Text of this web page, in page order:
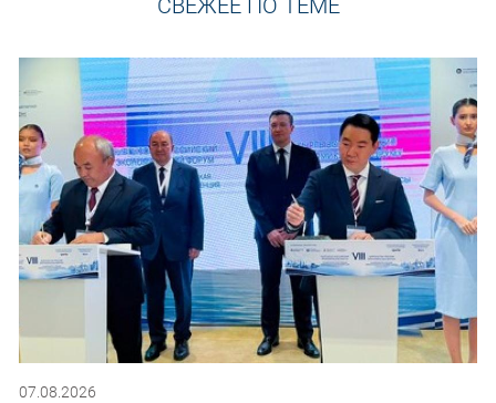
СВЕЖЕЕ ПО ТЕМЕ
07.08.2026